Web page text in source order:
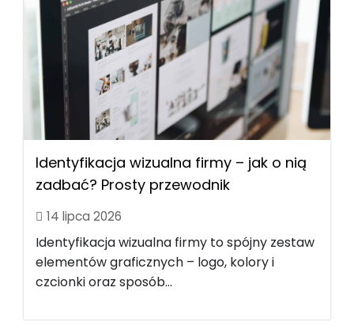
Identyfikacja wizualna firmy – jak o nią
zadbać? Prosty przewodnik
14 lipca 2026
Identyfikacja wizualna firmy to spójny zestaw
elementów graficznych – logo, kolory i
czcionki oraz sposób...